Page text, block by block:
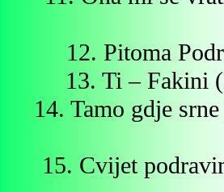
12. Pitoma
13. Ti – Fakini
14. Tamo gdje
15. Cvijet